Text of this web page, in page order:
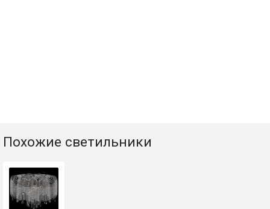
Похожие светильники